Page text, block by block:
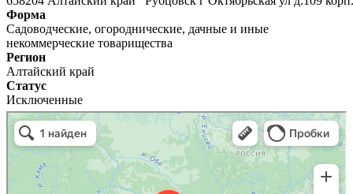
Форма
Садоводческие, огороднические, дачные и иные
некоммерческие товарищества
Регион
Алтайский край
Статус
Исключенные